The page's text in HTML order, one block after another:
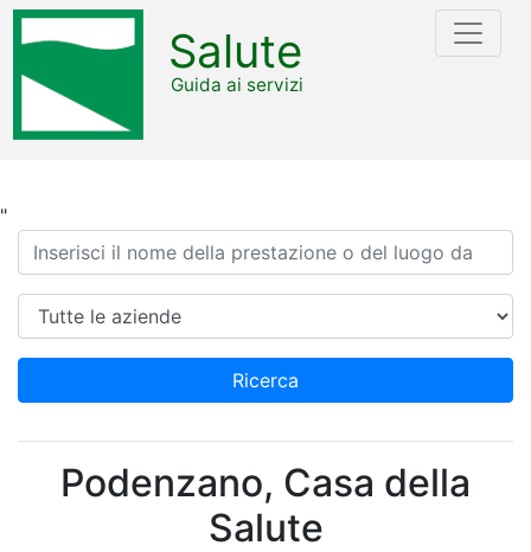
"
Salute
Guida ai servizi
Ricerca
Azienda
Ricerca
Podenzano, Casa della
Salute